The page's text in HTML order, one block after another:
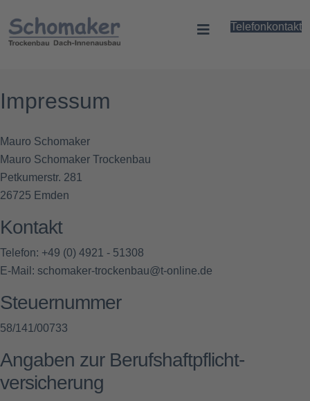
Telefonkontakt
Impressum
Mauro Schomaker
Mauro Schomaker Trockenbau
Petkumerstr. 281
26725 Emden
Kontakt
Telefon: +49 (0) 4921 - 51308
E-Mail: schomaker-trockenbau@t-online.de
Steuernummer
58/141/00733
Angaben zur Berufs­haftpflicht­
versicherung